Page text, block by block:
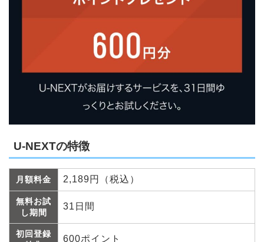
U-NEXTの特徴
月額料金 2,189円（税込）
無料お試
し期間
31日間
初回登録
600ポイント